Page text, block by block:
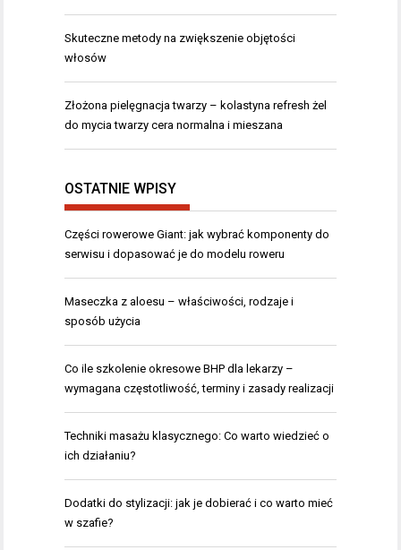
Skuteczne metody na zwiększenie objętości
włosów
Złożona pielęgnacja twarzy – kolastyna refresh żel
do mycia twarzy cera normalna i mieszana
OSTATNIE WPISY
Części rowerowe Giant: jak wybrać komponenty do
serwisu i dopasować je do modelu roweru
Maseczka z aloesu – właściwości, rodzaje i
sposób użycia
Co ile szkolenie okresowe BHP dla lekarzy –
wymagana częstotliwość, terminy i zasady realizacji
Techniki masażu klasycznego: Co warto wiedzieć o
ich działaniu?
Dodatki do stylizacji: jak je dobierać i co warto mieć
w szafie?